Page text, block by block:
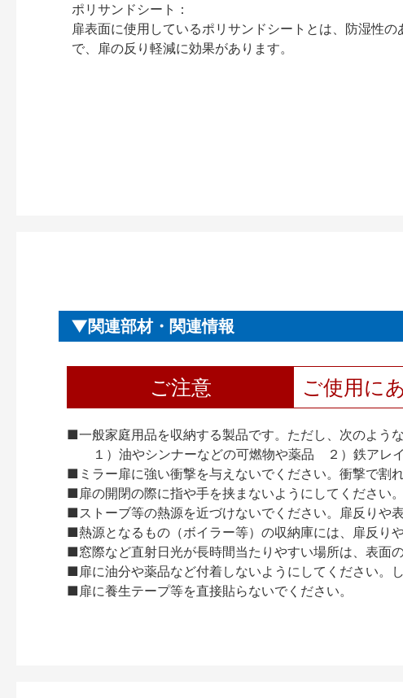
ポリサンドシート：
扉表面に使用しているポリサンドシートとは、防湿性
で、扉の反り軽減に効果があります。
関連部材・関連情報
ご注意 ご使用に
■一般家庭用品を収納する製品です。ただし、次のよう
１）油やシンナーなどの可燃物や薬品 ２）鉄アレ
■ミラー扉に強い衝撃を与えないでください。衝撃で割
■扉の開閉の際に指や手を挟まないようにしてください
■ストーブ等の熱源を近づけないでください。扉反りや
■熱源となるもの（ボイラー等）の収納庫には、扉反り
■窓際など直射日光が長時間当たりやすい場所は、表面
■扉に油分や薬品など付着しないようにしてください。
■扉に養生テープ等を直接貼らないでください。